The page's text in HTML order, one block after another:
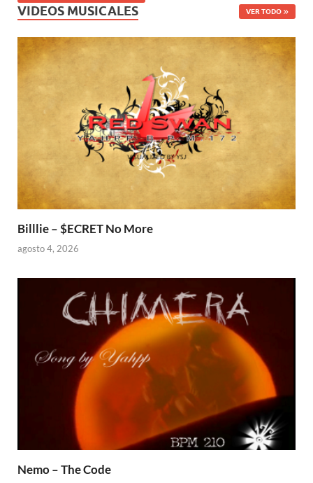
VIDEOS MUSICALES VER TODO
Billlie – $ECRET No More
agosto 4, 2026
Nemo – The Code